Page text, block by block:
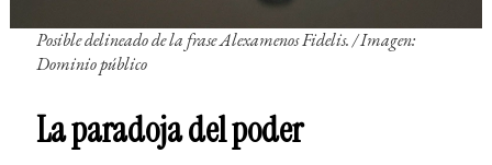
Posible delineado de la fraseAlexamenos Fidelis./Imagen:
Dominio público
La paradoja del poder